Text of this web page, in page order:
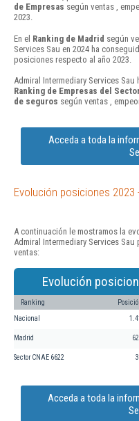
de Empresas según ventas ,
2023.
En el Ranking de Madrid según
Services Sau en 2024 ha
posiciones respecto al año 2023.
Admiral Intermediary Services
Ranking de Empresas del
de seguros según ventas ,
Acceda a toda la
Evolución posiciones 2023
A continuación le mostramos la
Admiral Intermediary Services
ventas:
Evolución
Ranking
Nacional
Madrid
Sector CNAE 6622 3
Acceda a toda la